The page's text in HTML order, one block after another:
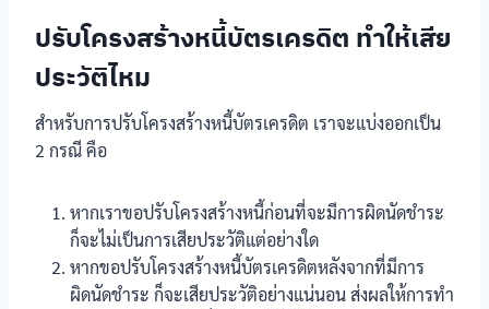
ปรับโครงสร้างหนี้บัตรเครดิต ทำให้เสีย
ประวัติไหม
สำหรับการปรับโครงสร้างหนี้บัตรเครดิต เราจะแบ่งออกเป็น
2 กรณี คือ
หากเราขอปรับโครงสร้างหนี้ก่อนที่จะมีการผิดนัดชำระ
ก็จะไม่เป็นการเสียประวัติแต่อย่างใด
หากขอปรับโครงสร้างหนี้บัตรเครดิตหลังจากที่มีการ
ผิดนัดชำระ ก็จะเสียประวัติอย่างแน่นอน ส่งผลให้การทำ